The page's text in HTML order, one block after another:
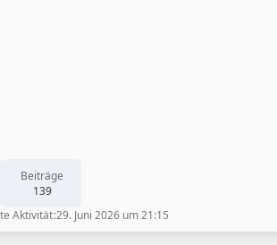
Beiträge
139
Aktivität 29. Juni 2026 um 21:15